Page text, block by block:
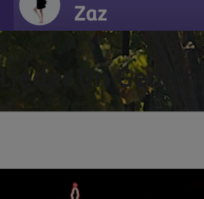
Zaz
Lieder Un